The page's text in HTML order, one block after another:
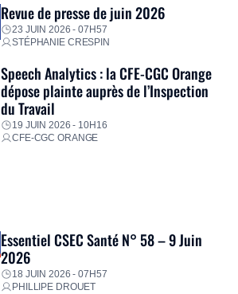
Revue de presse de juin 2026
23 JUIN 2026 - 07H57
STÉPHANIE CRESPIN
Speech Analytics : la CFE-CGC Orange
dépose plainte auprès de l’Inspection
du Travail
19 JUIN 2026 - 10H16
CFE-CGC ORANGE
Essentiel CSEC Santé N° 58 – 9 Juin
2026
18 JUIN 2026 - 07H57
PHILLIPE DROUET